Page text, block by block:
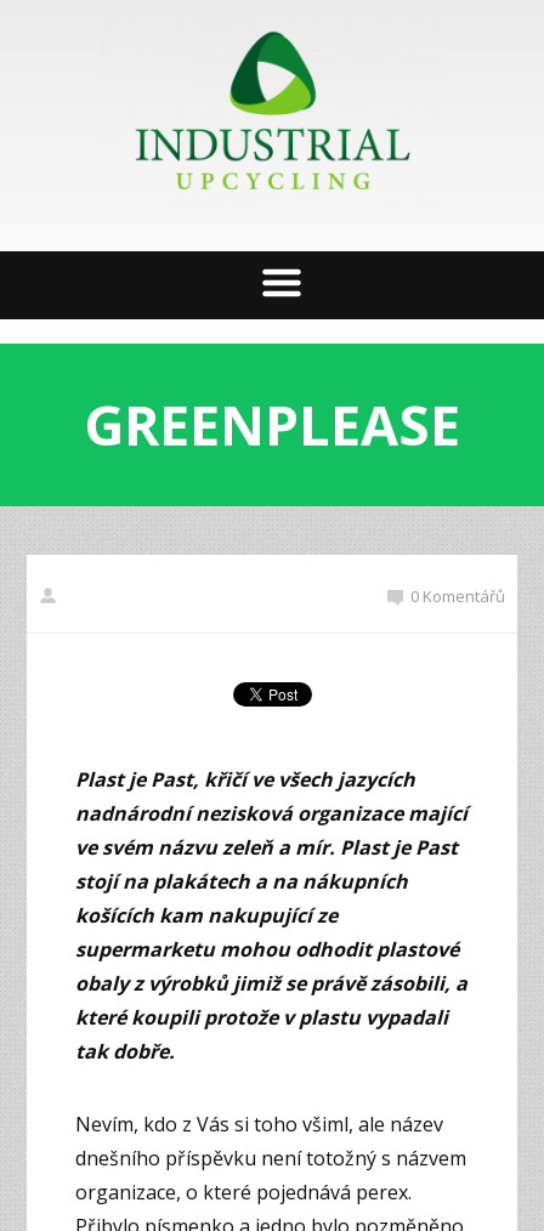
GREENPLEASE
0 Komentářů
Plast je Past, křičí ve všech jazycích
nadnárodní nezisková organizace mající
ve svém názvu zeleň a mír. Plast je Past
stojí na plakátech a na nákupních
košících kam nakupující ze
supermarketu mohou odhodit plastové
obaly z výrobků jimiž se právě zásobili, a
které koupili protože v plastu vypadali
tak dobře.
Nevím, kdo z Vás si toho všiml, ale název
dnešního příspěvku není totožný s názvem
organizace, o které pojednává perex.